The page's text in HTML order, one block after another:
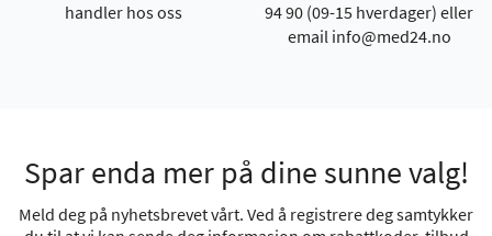
handler hos oss
94 90 (09-15 hverdager) eller
email info@med24.no
Spar enda mer på dine sunne valg!
Meld deg på nyhetsbrevet vårt. Ved å registrere deg samtykker